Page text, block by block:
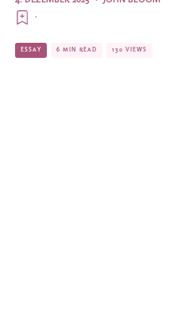
·
ESSAY 6 MIN READ 130 VIEWS